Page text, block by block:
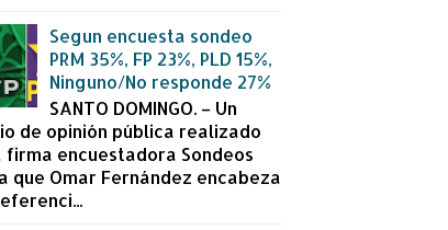
Segun encuesta sondeo
PRM 35%, FP 23%, PLD 15%,
Ninguno/No responde 27%
SANTO DOMINGO. – Un
de opinión pública realizado
firma encuestadora Sondeos
que Omar Fernández encabeza